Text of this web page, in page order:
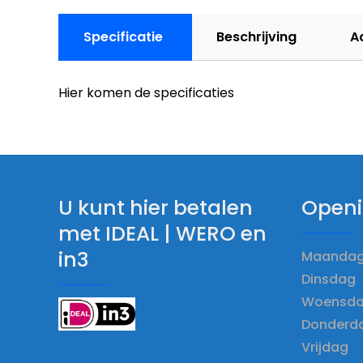
Specificatie Beschrijving
Hier komen de specificaties
U kunt hier betalen
met IDEAL | WERO en
in3
Vrijdag